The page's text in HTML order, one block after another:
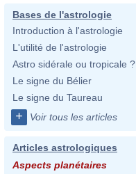
Bases de l'astrologie
Introduction à l'astrologie
L'utilité de l'astrologie
Astro sidérale ou tropicale ?
Le signe du Bélier
Le signe du Taureau
+ Voir tous les articles
Articles astrologiques
Aspects planétaires